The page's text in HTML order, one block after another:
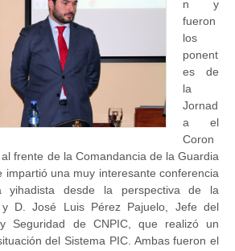
n y
fueron
los
ponent
es de
la
Jornad
a el
Coron
frente de la Comandancia de la Guardia
impartió una muy interesante conferencia
yihadista desde la perspectiva de la
y D. José Luis Pérez Pajuelo, Jefe del
Seguridad de CNPIC, que realizó un
del Sistema PIC. Ambas fueron el